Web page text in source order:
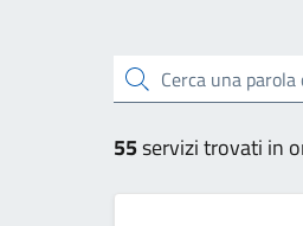
Cerca una parola chiave
55servizi trovati in